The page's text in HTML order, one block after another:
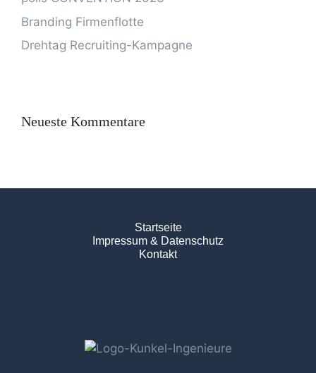
Branding Firmenflotte
Drehtag Recruiting-Kampagne
Neueste Kommentare
Startseite
Impressum & Datenschutz
Kontakt